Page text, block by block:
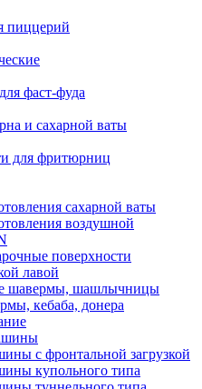
пиццерий
фаст-фуда
и сахарной ваты
для фритюрниц
сахарной ваты
воздушной
поверхности
лавой
шавермы, шашлычницы
кебаба, донера
с фронтальной загрузкой
купольного типа